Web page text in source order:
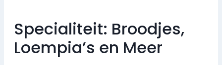
Specialiteit: Broodjes,
Loempia’s en Meer